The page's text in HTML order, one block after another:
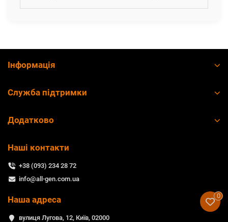
Інформація
Служба підтримки
Додатково
Наші контакти
+38 (093) 234 28 72
info@all-gen.com.ua
Наша адреса
вулиця Лугова, 12, Київ, 02000
0